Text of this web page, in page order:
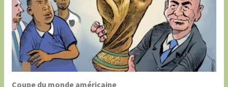
Coupe du monde américaine